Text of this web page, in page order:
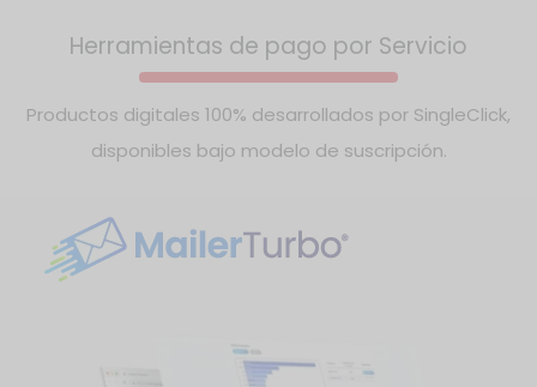
Herramientas de pago por Servicio
Productos digitales 100% desarrollados por SingleClick,
disponibles bajo modelo de suscripción.